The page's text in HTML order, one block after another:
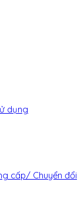
dụng
cấp/ Chuyển đổi